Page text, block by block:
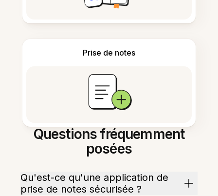
Prise de notes
Questions fréquemment
posées
Qu'est-ce qu'une application de
prise de notes sécurisée ?